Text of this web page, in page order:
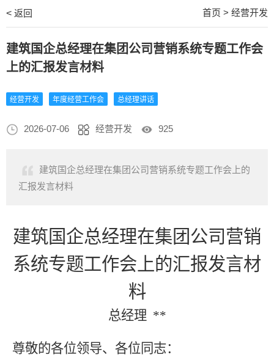
< 返回 首页 > 经营开发
建筑国企总经理在集团公司营销系统专题工作会
上的汇报发言材料
经营开发 年度经营工作会 总经理讲话
2026-07-06 经营开发 925
建筑国企总经理在集团公司营销系统专题工作会上的
汇报发言材料
建筑 国企总经理在集团公司营销
系统专题工作会上的汇报发言材
料
总经理 **
尊敬的各位领导、各位同志：